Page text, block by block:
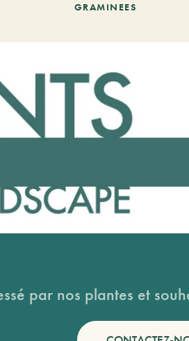
GRAMINEES
par nos plantes et